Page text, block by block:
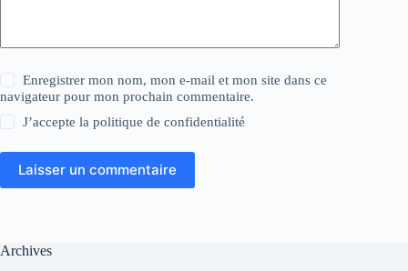
Enregistrer mon nom, mon e-mail et mon site dans ce
navigateur pour mon prochain commentaire.
J’accepte lapolitique de confidentialité
Laisser un commentaire
Archives